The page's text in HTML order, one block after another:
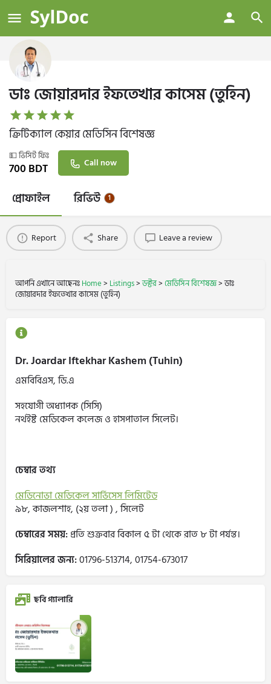
ডাঃ জোয়ারদার ইফতেখার কাসেম (তুহিন)
ক্রিটিক্যাল কেয়ার মেডিসিন বিশেষজ্ঞ
💵 ভিসিট ফিঃ
700BDT Call now
প্রোফাইল রিভিউ 1
Report Share Leave a review
আপনি এখানে আছেনঃHome> Listings>ডক্টর>মেডিসিন বিশেষজ্ঞ>ডাঃ
জোয়ারদার ইফতেখার কাসেম (তুহিন)
Dr. Joardar Iftekhar Kashem (Tuhin)
এমবিবিএস, ডি.এ
সহযোগী অধ্যাপক (সিসি)
নর্থইষ্ট মেডিকেল কলেজ ও হাসপাতাল সিলেট।
চেম্বার তথ্য
মেডিনোভা মেডিকেল সার্ভিসেস লিমিটেড
৯৮, কাজলশাহ, (২য় তলা ) , সিলেট
চেম্বারের সময়:প্রতি শুক্রবার বিকাল ৫ টা থেকে রাত ৮ টা পর্যন্ত।
সিরিয়ালের জন্য:01796-513714, 01754-673017
ছবি গ্যালারি